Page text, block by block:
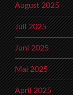
August 2025
Juli 2025
Juni 2025
Mai 2025
April 2025